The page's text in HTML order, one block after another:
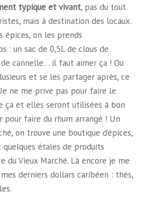
typique et vivant, pas du tout
mais à destination des locaux.
épices, on les prends
: un sac de 0,5L de clous de
cannelle… il faut aimer ça ! Ou
et se les partager après, ce
ne me prive pas pour faire le
ça et elles seront utilisées à bon
pour faire du rhum arrangé ! Un
on trouve une boutique d’épices,
étales de produits
du Vieux Marché. Là encore je me
derniers dollars caribéen : thés,